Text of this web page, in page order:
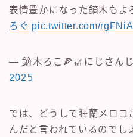
表情豊かになった鏑木もよ
ろぐ pic.twitter.com/
— 鏑木ろこ🍕🎢にじさん
2025
では、どうして狂蘭メロコ
んだと言われているのでし